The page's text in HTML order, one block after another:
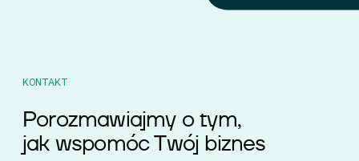
KONTAKT
Porozmawiajmy o tym,
jak wspomóc Twój biznes